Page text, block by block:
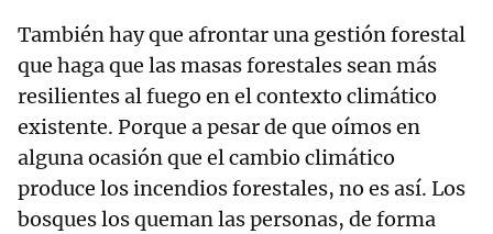
También hay que afrontar una gestión forestal
que haga que las masas forestales sean más
resilientes al fuego en el contexto climático
existente. Porque a pesar de que oímos en
alguna ocasión que el cambio climático
produce los incendios forestales, no es así. Los
bosques los queman las personas, de forma